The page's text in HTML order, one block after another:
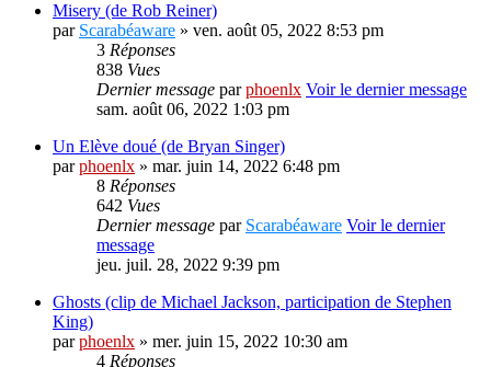
Misery (de Rob Reiner)
par Scarabéaware » ven. août 05, 2022 8:53 pm
3 Réponses
838 Vues
Dernier message parphoenlx Voir le dernier message
sam. août 06, 2022 1:03 pm
Un Elève doué (de Bryan Singer)
parphoenlx » mar. juin 14, 2022 6:48 pm
8 Réponses
642 Vues
Dernier message par Scarabéaware Voir le dernier
message
jeu. juil. 28, 2022 9:39 pm
Ghosts (clip de Michael Jackson, participation de Stephen
King)
parphoenlx » mer. juin 15, 2022 10:30 am
4 Réponses